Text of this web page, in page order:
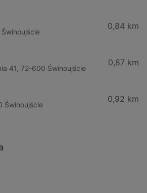
0,84 km
41, 72-600 Świnoujście
0,87 km
Świnoujście
0,92 km